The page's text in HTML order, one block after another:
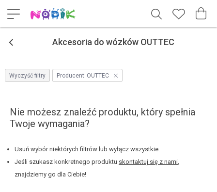
< Akcesoria do wózków OUTTEC
Wyczyść filtry Producent: OUTTEC
Nie możesz znaleźć produktu, który spełnia
Twoje wymagania?
Usuń wybór niektórych filtrów lub wyłącz wszystkie.
Jeśli szukasz konkretnego produktu skontaktuj się z nami,
znajdziemy go dla Ciebie!